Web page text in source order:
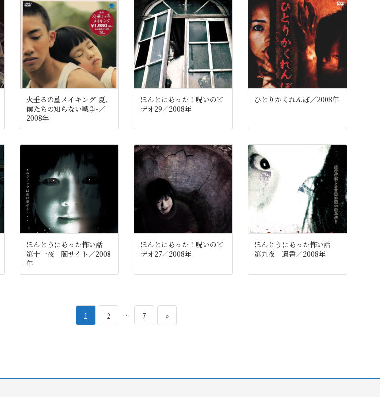
火垂るの墓メイキング-夏、
僕たちの知らない戦争-／
2008年
ほんとにあった！呪いのビ
デオ29／2008年
ひとりかくれんぼ／2008年
ほんとうにあった怖い話
第十一夜 闇サイト／2008
年
ほんとにあった！呪いのビ
デオ27／2008年
ほんとうにあった怖い話
第九夜 遺書／2008年
ペ1
ペ
2 …
ペ
7 »